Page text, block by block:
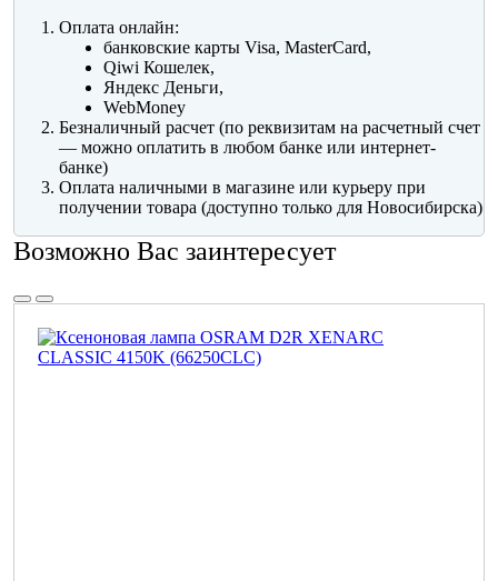
Оплата онлайн:
банковские карты Visa, MasterCard,
Qiwi Кошелек,
Яндекс Деньги,
WebMoney
Безналичный расчет (по реквизитам на расчетный счет
— можно оплатить в любом банке или интернет-
банке)
Оплата наличными в магазине или курьеру при
получении товара (доступно только для Новосибирска)
Возможно Вас заинтересует